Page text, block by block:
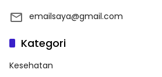
emailsaya@gmail.com
Kategori
Kesehatan